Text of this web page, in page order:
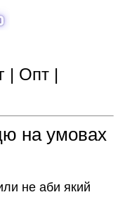
| Опт |
на умовах
не аби який